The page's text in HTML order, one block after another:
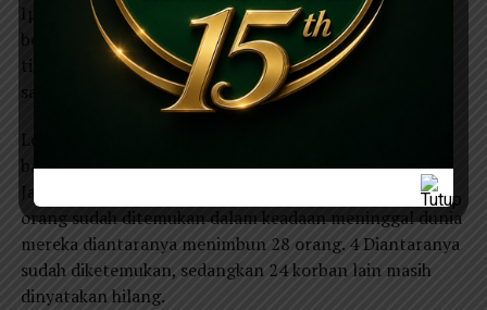
Ipong juga mengakui, bahwa medan penanganan
bencana tanah longsor sangat sulit, mengingat jumlah
timbunan tanah yang sangat banyak dengan ukuran
sangat tebal 5meter sampai 20 meter.
Longsor di Dusun Tangkil dan dusun Krajan, Desa
banaran, Kecamatan Pulung, kabupatenPonorogo,
Jawa Timur diduga menimbun 28 orang sementara 4
orang sudah ditemukan dalam keadaan meninggal dunia
mereka diantaranya menimbun 28 orang. 4 Diantaranya
sudah diketemukan, sedangkan 24 korban lain masih
dinyatakan hilang.